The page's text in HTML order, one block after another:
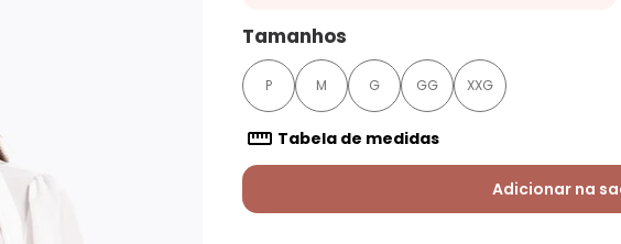
Ganhe 19% OFF Extra em qualquer valor, usando o
cupom: QUINTESS19. Válido para toda loja Quintess,
até 07/08/2026.
Tamanhos
P M G GG XXG
Tabela de medidas
Adicionar na